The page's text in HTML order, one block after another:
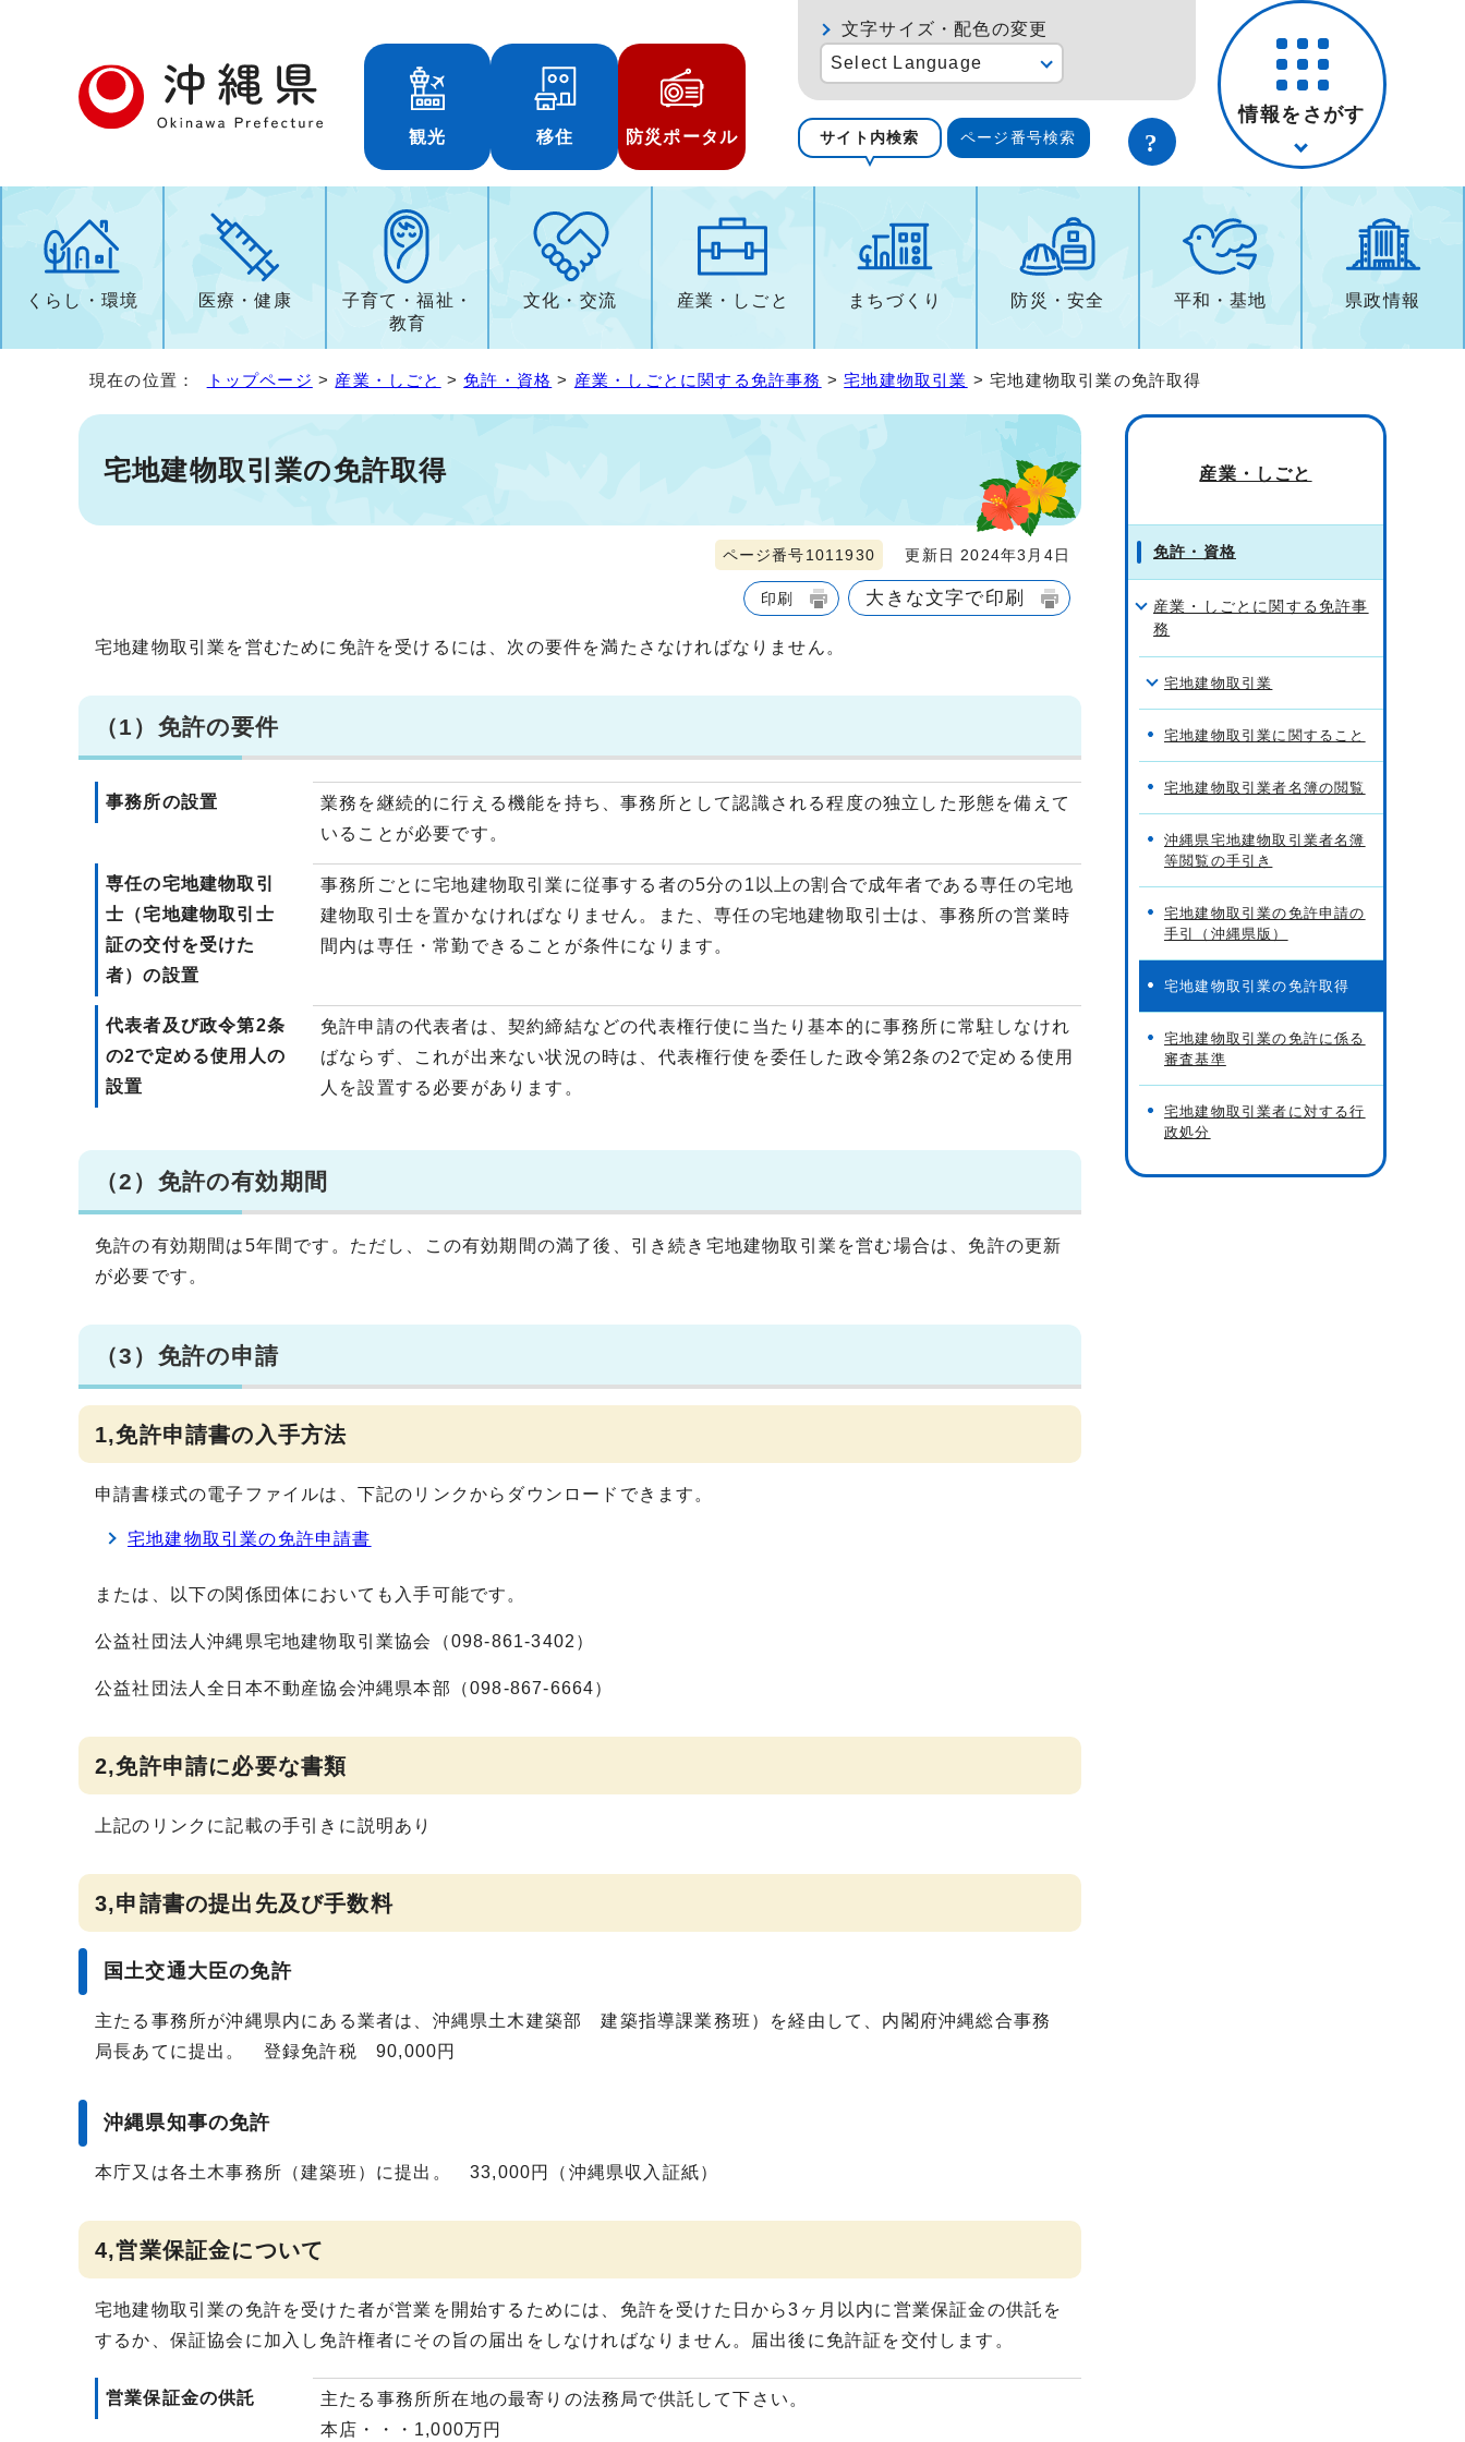
観光 移住 防災ポータル
文字サイズ・配色の変更
Select Language
サイト内検索 ページ番号検索
情報をさがす
くらし・環境 医療・健康
子育て・福祉・
教育
文化・交流 産業・しごと まちづくり 防災・安全 平和・基地 県政情報
現在の位置： トップページ > 産業・しごと >免許・資格 > 産業・しごとに関する免許事務 >宅地建物取引業 > 宅地建物取引業の免許取得
宅地建物取引業の免許取得
ページ番号1011930 更新日 2024年3月4日
印刷 大きな文字で印刷
宅地建物取引業を営むために免許を受けるには、次の要件を満たさなければなりません。
（1）免許の要件
事務所の設置
業務を継続的に行える機能を持ち、事務所として認識される程度の独立した形態を備えて
いることが必要です。
専任の宅地建物取引
士（宅地建物取引士
証の交付を受けた
者）の設置
事務所ごとに宅地建物取引業に従事する者の5分の1以上の割合で成年者である専任の宅地
建物取引士を置かなければなりません。また、専任の宅地建物取引士は、事務所の営業時
間内は専任・常勤できることが条件になります。
代表者及び政令第2条
の2で定める使用人の
設置
免許申請の代表者は、契約締結などの代表権行使に当たり基本的に事務所に常駐しなけれ
ばならず、これが出来ない状況の時は、代表権行使を委任した政令第2条の2で定める使用
人を設置する必要があります。
（2）免許の有効期間
免許の有効期間は5年間です。ただし、この有効期間の満了後、引き続き宅地建物取引業を営む場合は、免許の更新
が必要です。
（3）免許の申請
1,免許申請書の入手方法
申請書様式の電子ファイルは、下記のリンクからダウンロードできます。
宅地建物取引業の免許申請書
または、以下の関係団体においても入手可能です。
公益社団法人沖縄県宅地建物取引業協会（098-861-3402）
公益社団法人全日本不動産協会沖縄県本部（098-867-6664）
2,免許申請に必要な書類
上記のリンクに記載の手引きに説明あり
3,申請書の提出先及び手数料
国土交通大臣の免許
主たる事務所が沖縄県内にある業者は、沖縄県土木建築部 建築指導課業務班）を経由して、内閣府沖縄総合事務
局長あてに提出。 登録免許税 90,000円
沖縄県知事の免許
本庁又は各土木事務所（建築班）に提出。 33,000円（沖縄県収入証紙）
4,営業保証金について
宅地建物取引業の免許を受けた者が営業を開始するためには、免許を受けた日から3ヶ月以内に営業保証金の供託を
するか、保証協会に加入し免許権者にその旨の届出をしなければなりません。届出後に免許証を交付します。
営業保証金の供託
主たる事務所所在地の最寄りの法務局で供託して下さい。
本店・・・1,000万円
産業・しごと
免許・資格
産業・しごとに関する免許事
務
宅地建物取引業
宅地建物取引業に関すること
宅地建物取引業者名簿の閲覧
沖縄県宅地建物取引業者名簿
等閲覧の手引き
宅地建物取引業の免許申請の
手引（沖縄県版）
宅地建物取引業の免許取得
宅地建物取引業の免許に係る
審査基準
宅地建物取引業者に対する行
政処分